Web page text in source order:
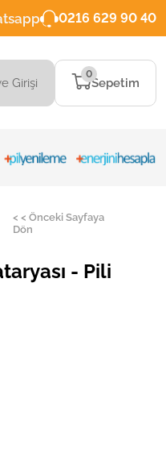
0216 629 90 40
Girişi Sepetim
0
< < Önceki Sayfaya
Dön
- Pili